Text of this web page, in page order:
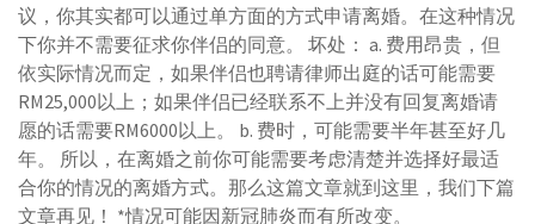
议，你其实都可以通过单方面的方式申请离婚。在这种情况
下你并不需要征求你伴侣的同意。 坏处： a. 费用昂贵，但
依实际情况而定，如果伴侣也聘请律师出庭的话可能需要
RM25,000以上；如果伴侣已经联系不上并没有回复离婚请
愿的话需要RM6000以上。 b. 费时，可能需要半年甚至好几
年。 所以，在离婚之前你可能需要考虑清楚并选择好最适
合你的情况的离婚方式。那么这篇文章就到这里，我们下篇
文章再见！ *情况可能因新冠肺炎而有所改变。